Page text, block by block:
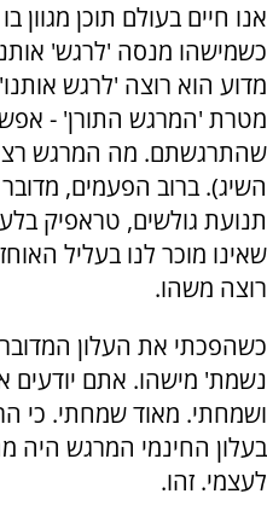
אנו חיים בעולם תוכן
כשמישהו מנסה 'לרגש'
מדוע הוא רוצה 'לרגש
מטרת 'המרגש התורן' -
שהתרגשתם. מה המרגש
השיג). ברוב הפעמים,
תנועת גולשים, טראפיק
שאינו מוכר לנו בעליל
רוצה משהו.
כשהפכתי את העלון
נשמת' מישהו. אתם יודעים
ושמחתי. מאוד שמחתי. כי
בעלון החינמי המרגש היה
לעצמי. זהו.